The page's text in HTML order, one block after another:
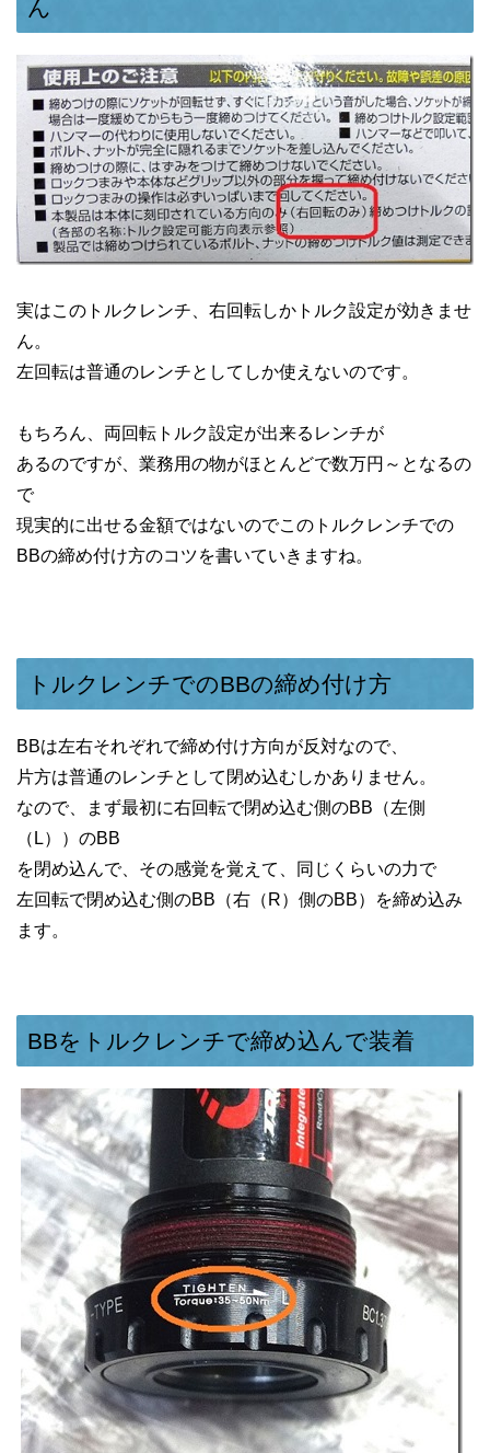
ん
実はこのトルクレンチ、右回転しかトルク設定が効きませ
ん。
左回転は普通のレンチとしてしか使えないのです。
もちろん、両回転トルク設定が出来るレンチが
あるのですが、業務用の物がほとんどで数万円～となるの
で
現実的に出せる金額ではないのでこのトルクレンチでの
BBの締め付け方のコツを書いていきますね。
トルクレンチでのBBの締め付け方
BBは左右それぞれで締め付け方向が反対なので、
片方は普通のレンチとして閉め込むしかありません。
なので、まず最初に右回転で閉め込む側のBB（左側
（L））のBB
を閉め込んで、その感覚を覚えて、同じくらいの力で
左回転で閉め込む側のBB（右（R）側のBB）を締め込み
ます。
BBをトルクレンチで締め込んで装着